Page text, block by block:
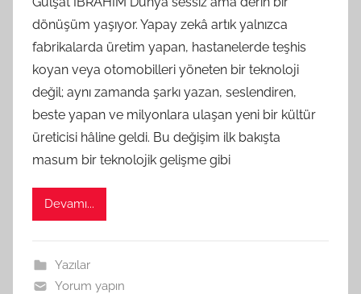
S
A
M
t
a
r
a
dönüşüm yaşıyor. Yapay zekâ artık yalnızca
fabrikalarda üretim yapan, hastanelerde teşhis
koyan veya otomobilleri yöneten bir teknoloji
değil; aynı zamanda şarkı yazan, seslendiren,
beste yapan ve milyonlara ulaşan yeni bir kültür
üreticisi hâline geldi. Bu değişim ilk bakışta
masum bir teknolojik gelişme gibi
Devamı...
Yazılar
Yorum yapın